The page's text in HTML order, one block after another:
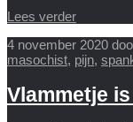
Lees verder
4 november 2020
masochist, pijn,
Vlammetje